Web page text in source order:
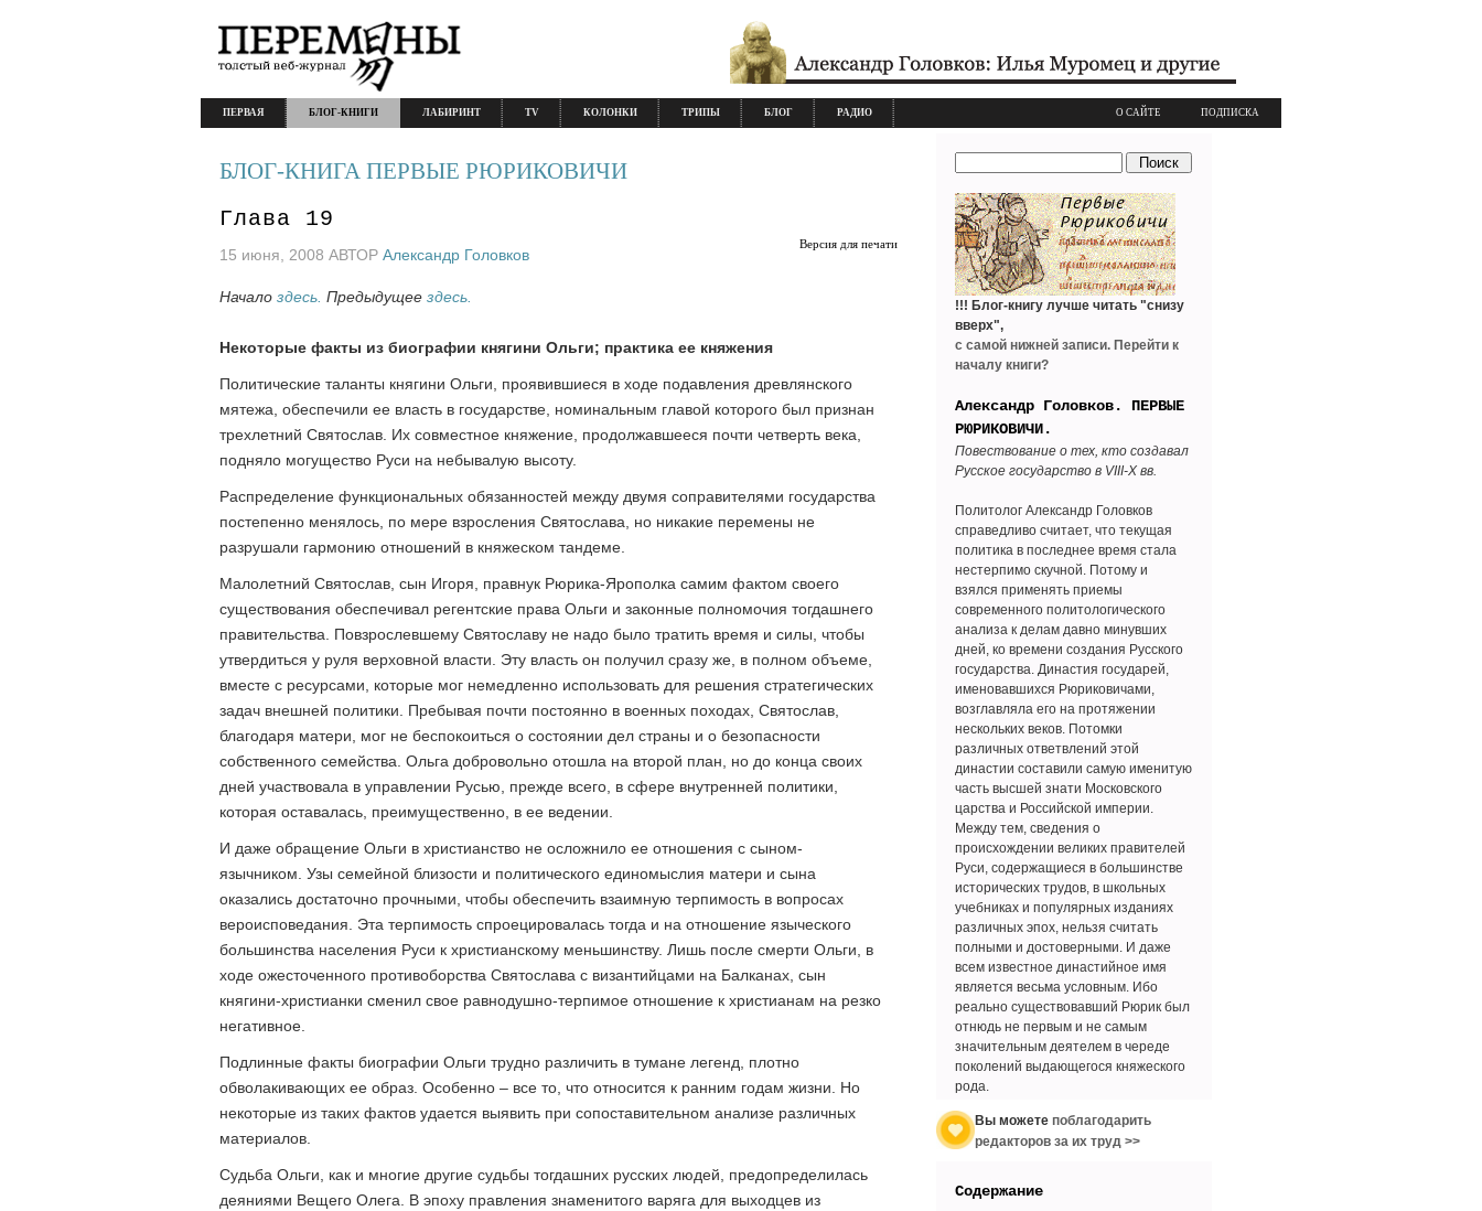
О САЙТЕ ПОДПИСКА
ПЕРВАЯ БЛОГ-КНИГИ ЛАБИРИНТ TV КОЛОНКИ ТРИПЫ БЛОГ РАДИО
БЛОГ-КНИГА ПЕРВЫЕ РЮРИКОВИЧИ
Глава 19
Версия для печати
15 июня, 2008 АВТОР Александр Головков
Начало здесь. Предыдущее здесь.
Некоторые факты из биографии княгини Ольги; практика ее княжения
Политические таланты княгини Ольги, проявившиеся в ходе подавления древлянского
мятежа, обеспечили ее власть в государстве, номинальным главой которого был признан
трехлетний Святослав. Их совместное княжение, продолжавшееся почти четверть века,
подняло могущество Руси на небывалую высоту.
Распределение функциональных обязанностей между двумя соправителями государства
постепенно менялось, по мере взросления Святослава, но никакие перемены не
разрушали гармонию отношений в княжеском тандеме.
Малолетний Святослав, сын Игоря, правнук Рюрика-Ярополка самим фактом своего
существования обеспечивал регентские права Ольги и законные полномочия тогдашнего
правительства. Повзрослевшему Святославу не надо было тратить время и силы, чтобы
утвердиться у руля верховной власти. Эту власть он получил сразу же, в полном объеме,
вместе с ресурсами, которые мог немедленно использовать для решения стратегических
задач внешней политики. Пребывая почти постоянно в военных походах, Святослав,
благодаря матери, мог не беспокоиться о состоянии дел страны и о безопасности
собственного семейства. Ольга добровольно отошла на второй план, но до конца своих
дней участвовала в управлении Русью, прежде всего, в сфере внутренней политики,
которая оставалась, преимущественно, в ее ведении.
И даже обращение Ольги в христианство не осложнило ее отношения с сыном-
язычником. Узы семейной близости и политического единомыслия матери и сына
оказались достаточно прочными, чтобы обеспечить взаимную терпимость в вопросах
вероисповедания. Эта терпимость спроецировалась тогда и на отношение языческого
большинства населения Руси к христианскому меньшинству. Лишь после смерти Ольги, в
ходе ожесточенного противоборства Святослава с византийцами на Балканах, сын
княгини-христианки сменил свое равнодушно-терпимое отношение к христианам на резко
негативное.
Подлинные факты биографии Ольги трудно различить в тумане легенд, плотно
обволакивающих ее образ. Особенно – все то, что относится к ранним годам жизни. Но
некоторые из таких фактов удается выявить при сопоставительном анализе различных
материалов.
Судьба Ольги, как и многие другие судьбы тогдашних русских людей, предопределилась
деяниями Вещего Олега. В эпоху правления знаменитого варяга для выходцев из
!!! Блог-книгу лучше читать "снизу
вверх",
с самой нижней записи. Перейти к
началу книги?
Александр Головков. ПЕРВЫЕ
РЮРИКОВИЧИ.
Повествование о тех, кто создавал
Русское государство в VIII-X вв.
Политолог Александр Головков
справедливо считает, что текущая
политика в последнее время стала
нестерпимо скучной. Потому и
взялся применять приемы
современного политологического
анализа к делам давно минувших
дней, ко времени создания Русского
государства. Династия государей,
именовавшихся Рюриковичами,
возглавляла его на протяжении
нескольких веков. Потомки
различных ответвлений этой
династии составили самую именитую
часть высшей знати Московского
царства и Российской империи.
Между тем, сведения о
происхождении великих правителей
Руси, содержащиеся в большинстве
исторических трудов, в школьных
учебниках и популярных изданиях
различных эпох, нельзя считать
полными и достоверными. И даже
всем известное династийное имя
является весьма условным. Ибо
реально существовавший Рюрик был
отнюдь не первым и не самым
значительным деятелем в череде
поколений выдающегося княжеского
рода.
Вы можете поблагодарить
редакторов за их труд >>
Содержание